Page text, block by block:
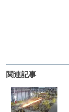
関連記事